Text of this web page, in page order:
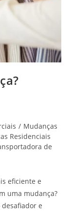
/ Mudanças
Residenciais
de
eficiente e
uma mudança?
e